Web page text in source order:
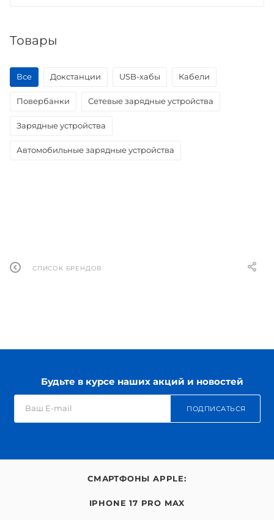
Товары
Все Докстанции USB-хабы Кабели
Повербанки Сетевые зарядные устройства
Зарядные устройства
Автомобильные зарядные устройства
СПИСОК БРЕНДОВ
Будьте в курсе наших акций и новостей
ПОДПИСАТЬСЯ
СМАРТФОНЫ APPLE:
IPHONE 17 PRO MAX